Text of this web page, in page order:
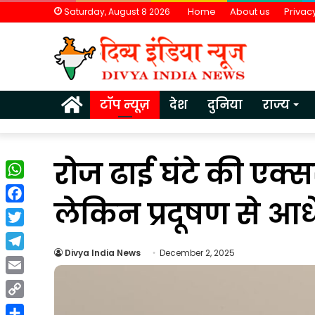
Saturday, August 8 2026 Home About us
Homeटॉप न्यूज़ देश दुनिया राज्य
रोज ढाई घंटे की
लेकिन प्रदूषण से आधे
Divya India News December 2, 2025
WhatsApp
Facebook
Twitter
Telegram
Email
Copy